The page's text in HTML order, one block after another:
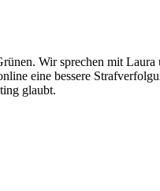
Wir sprechen mit
eine bessere
glaubt.